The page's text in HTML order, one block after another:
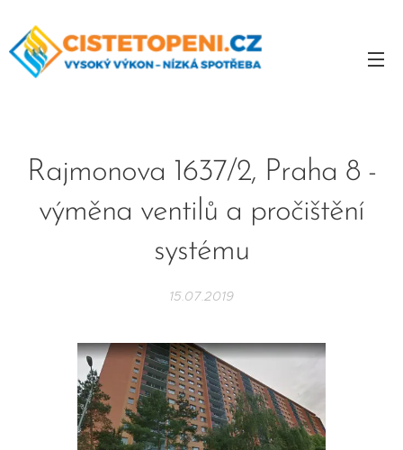
Rajmonova 1637/2, Praha 8 -
výměna ventilů a pročištění
systému
15.07.2019